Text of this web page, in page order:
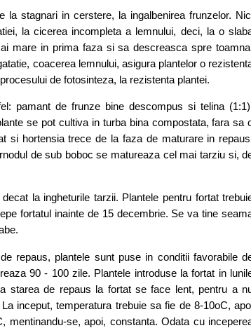
stagnari in cerstere, la ingalbenirea frunzelor.
la cicerea incompleta a lemnului, deci, la o
mare in prima faza si sa descreasca spre
coacerea lemnului, asigura plantelor o
de fotosinteza, la rezistenta plantei.
pamant de frunze bine descompus si telina
se pot cultiva in turba bina compostata, fara sa
si hortensia trece de la faza de maturare in
de sub boboc se matureaza cel mai tarziu si,
la ingheturile tarzii. Plantele pentru fortat
fortatul inainte de 15 decembrie. Se va tine
repaus, plantele sunt puse in conditii favorabile
90 - 100 zile. Plantele introduse la fortat in
starea de repaus la fortat se face lent, pentru a
inceput, temperatura trebuie sa fie de 8-10oC,
mentinandu-se, apoi, constanta. Odata cu